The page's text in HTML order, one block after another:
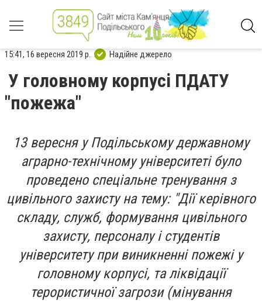
15:41, 16 вересня 2019 р. Надійне джерело
У головному корпусі ПДАТУ
"пожежа"
13 вересня у Подільському державному
аграрно-технічному університеті було
проведено спеціальне тренування з
цивільного захисту на тему: "Дії керівного
складу, служб, формування цивільного
захисту, персоналу і студентів
університету при виникненні пожежі у
головному корпусі, та ліквідації
терористичної загрози (мінування